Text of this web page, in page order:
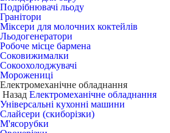
Подрібнювачі льоду
Гранітори
Міксери для молочних коктейлів
Льодогенератори
Робоче місце бармена
Соковижималки
Сокоохолоджувачі
Морожениці
Електромеханічне обладнання
Назад Електромеханічне обладнання
Універсальні кухонні машини
Слайсери (скиборізки)
М'ясорубки